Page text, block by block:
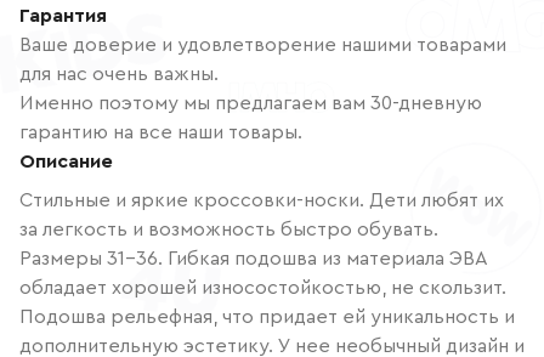
Гарантия
Ваше доверие и удовлетворение нашими товарами
для нас очень важны.
Именно поэтому мы предлагаем вам 30-дневную
гарантию на все наши товары.
Описание
Стильные и яркие кроссовки-носки. Дети любят их
за легкость и возможность быстро обувать.
Размеры 31-36. Гибкая подошва из материала ЭВА
обладает хорошей износостойкостью, не скользит.
Подошва рельефная, что придает ей уникальность и
дополнительную эстетику. У нее необычный дизайн и